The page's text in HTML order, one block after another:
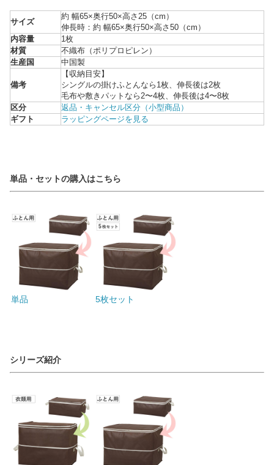
サイズ
約 幅65×奥行50×高さ25（cm）
伸長時：約 幅65×奥行50×高さ50（cm）
内容量
1枚
材質
不織布（ポリプロピレン）
生産国
中国製
備考
【収納目安】
シングルの掛けふとんなら1枚、伸長後は2枚
毛布や敷きパットなら2〜4枚、伸長後は4〜8枚
区分
返品・キャンセル区分（小型商品）
ギフト
ラッピングページを見る
単品・セットの購入はこちら
単品 5枚セット
シリーズ紹介